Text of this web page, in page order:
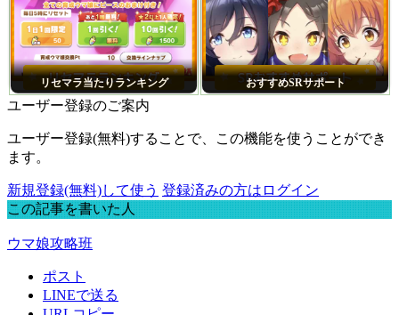
リセマラ当たりランキング おすすめSRサポート
ユーザー登録のご案内
ユーザー登録(無料)することで、この機能を使うことができ
ます。
新規登録(無料)して使う 登録済みの方はログイン
この記事を書いた人
ウマ娘攻略班
ポスト
LINEで送る